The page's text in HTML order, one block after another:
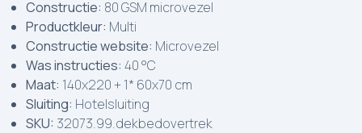
Constructie: 80 GSM microvezel
Productkleur: Multi
Constructie website: Microvezel
Was instructies: 40 °C
Maat: 140x220 + 1* 60x70 cm
Sluiting: Hotelsluiting
SKU: 32073.99.dekbedovertrek